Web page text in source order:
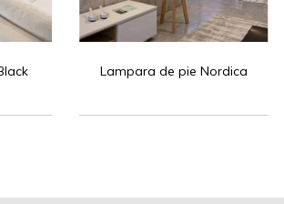
Lampara de pie Nordica